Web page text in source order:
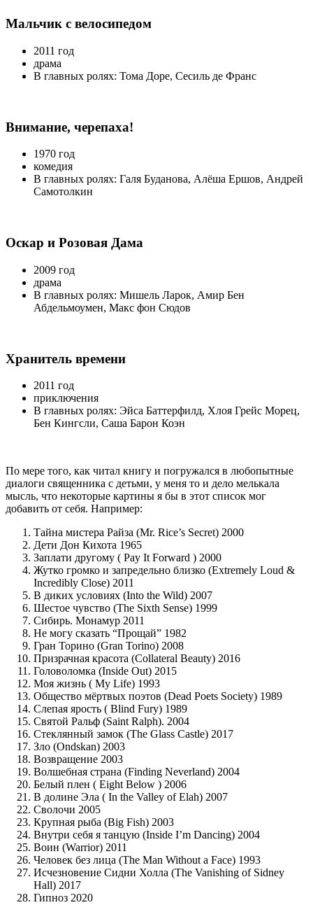
Мальчик с велосипедом
2011 год
драма
В главных ролях: Тома Доре, Сесиль де Франс
Внимание, черепаха!
1970 год
комедия
В главных ролях: Галя Буданова, Алёша Ершов, Андрей
Самотолкин
Оскар и Розовая Дама
2009 год
драма
В главных ролях: Мишель Ларок, Амир Бен
Абдельмоумен, Макс фон Сюдов
Хранитель времени
2011 год
приключения
В главных ролях: Эйса Баттерфилд, Хлоя Грейс Морец,
Бен Кингсли, Саша Барон Коэн
По мере того, как читал книгу и погружался в любопытные
диалоги священника с детьми, у меня то и дело мелькала
мысль, что некоторые картины я бы в этот список мог
добавить от себя. Например:
Тайна мистера Райза (Mr. Rice’s Secret) 2000
Дети Дон Кихота 1965
Заплати другому ( Pay It Forward ) 2000
Жутко громко и запредельно близко (Extremely Loud &
Incredibly Close) 2011
В диких условиях (Into the Wild) 2007
Шестое чувство (The Sixth Sense) 1999
Сибирь. Монамур 2011
Не могу сказать “Прощай” 1982
Гран Торино (Gran Torino) 2008
Призрачная красота (Collateral Beauty) 2016
Головоломка (Inside Out) 2015
Моя жизнь ( My Life) 1993
Общество мёртвых поэтов (Dead Poets Society) 1989
Слепая ярость ( Blind Fury) 1989
Святой Ральф (Saint Ralph). 2004
Стеклянный замок (The Glass Castle) 2017
Зло (Ondskan) 2003
Возвращение 2003
Волшебная страна (Finding Neverland) 2004
Белый плен ( Eight Below ) 2006
В долине Эла ( In the Valley of Elah) 2007
Сволочи 2005
Крупная рыба (Big Fish) 2003
Внутри себя я танцую (Inside I’m Dancing) 2004
Воин (Warrior) 2011
Человек без лица (The Man Without a Face) 1993
Исчезновение Сидни Холла (The Vanishing of Sidney
Hall) 2017
Гипноз 2020